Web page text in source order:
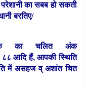
का सबब हो सकती
बरतिए/
का चलित अंक
आदि हैं, आपकी स्थिति
में असहज व् अशांत चित